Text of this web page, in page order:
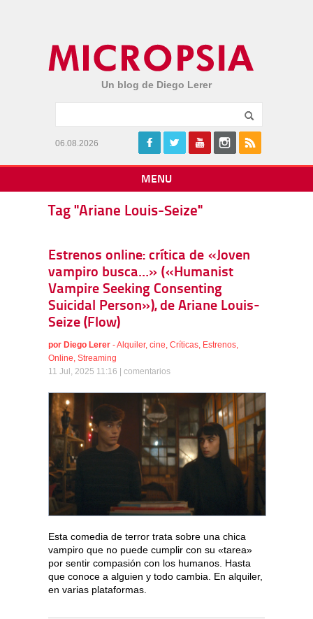
Un blog de Diego Lerer
06.08.2026
MENU
Tag "Ariane Louis-Seize"
Estrenos online: crítica de «Joven
vampiro busca…» («Humanist
Vampire Seeking Consenting
Suicidal Person»), de Ariane Louis-
Seize (Flow)
por Diego Lerer -Alquiler, cine, Críticas, Estrenos,
Online, Streaming
11 Jul, 2025 11:16 | comentarios
Esta comedia de terror trata sobre una chica
vampiro que no puede cumplir con su «tarea»
por sentir compasión con los humanos. Hasta
que conoce a alguien y todo cambia. En alquiler,
en varias plataformas.